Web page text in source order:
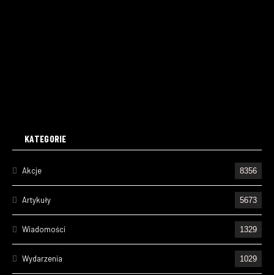
KATEGORIE
Akcje 8356
Artykuły 5673
Wiadomości 1329
Wydarzenia 1029